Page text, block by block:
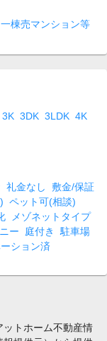
棟売マンション等
3K 3DK 3LDK 4K
礼金なし
敷金/保証
ペット可(相談)
メゾネットタイプ
ー 庭付き
駐車場
ション済
ットホーム不動産情